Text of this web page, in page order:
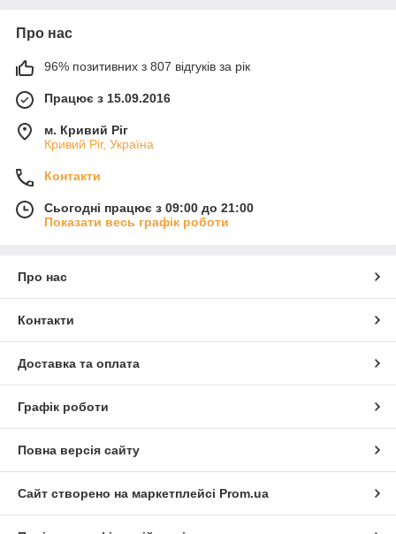
Про нас
96% позитивних з 807 відгуків за рік
Працює з 15.09.2016
м. Кривий Ріг
Кривий Ріг, Україна
Контакти
Сьогодні працює з 09:00 до 21:00
Показати весь графік роботи
Про нас
Контакти
Доставка та оплата
Графік роботи
Повна версія сайту
Сайт створено на маркетплейсі Prom.ua